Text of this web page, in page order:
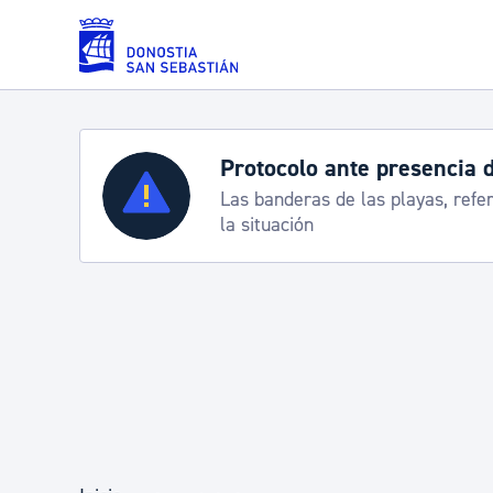
Saltar al contenido principal
Servicios
Padrón y asuntos personales
Semana Grande 2026:
8-15 agosto